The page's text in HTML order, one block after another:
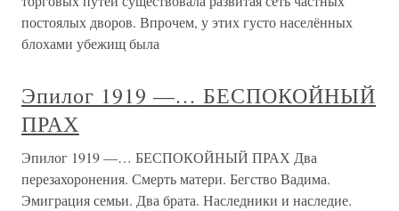
постоялых дворов. Впрочем, у этих густо населённых
блохами убежищ была
Эпилог 1919 —… БЕСПОКОЙНЫЙ
ПРАХ
Эпилог 1919 —… БЕСПОКОЙНЫЙ ПРАХ Два
перезахоронения. Смерть матери. Бегство Вадима.
Эмиграция семьи. Два брата. Наследники и наследие.